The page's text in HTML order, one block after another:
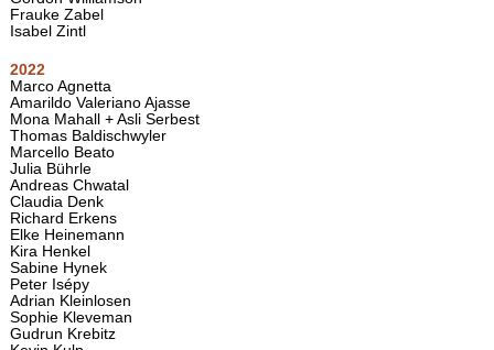
Frauke Zabel
Isabel Zintl
2022
Marco Agnetta
Amarildo Valeriano Ajasse
Mona Mahall + Asli Serbest
Thomas Baldischwyler
Marcello Beato
Julia Bührle
Andreas Chwatal
Claudia Denk
Richard Erkens
Elke Heinemann
Kira Henkel
Sabine Hynek
Peter Isépy
Adrian Kleinlosen
Sophie Kleveman
Gudrun Krebitz